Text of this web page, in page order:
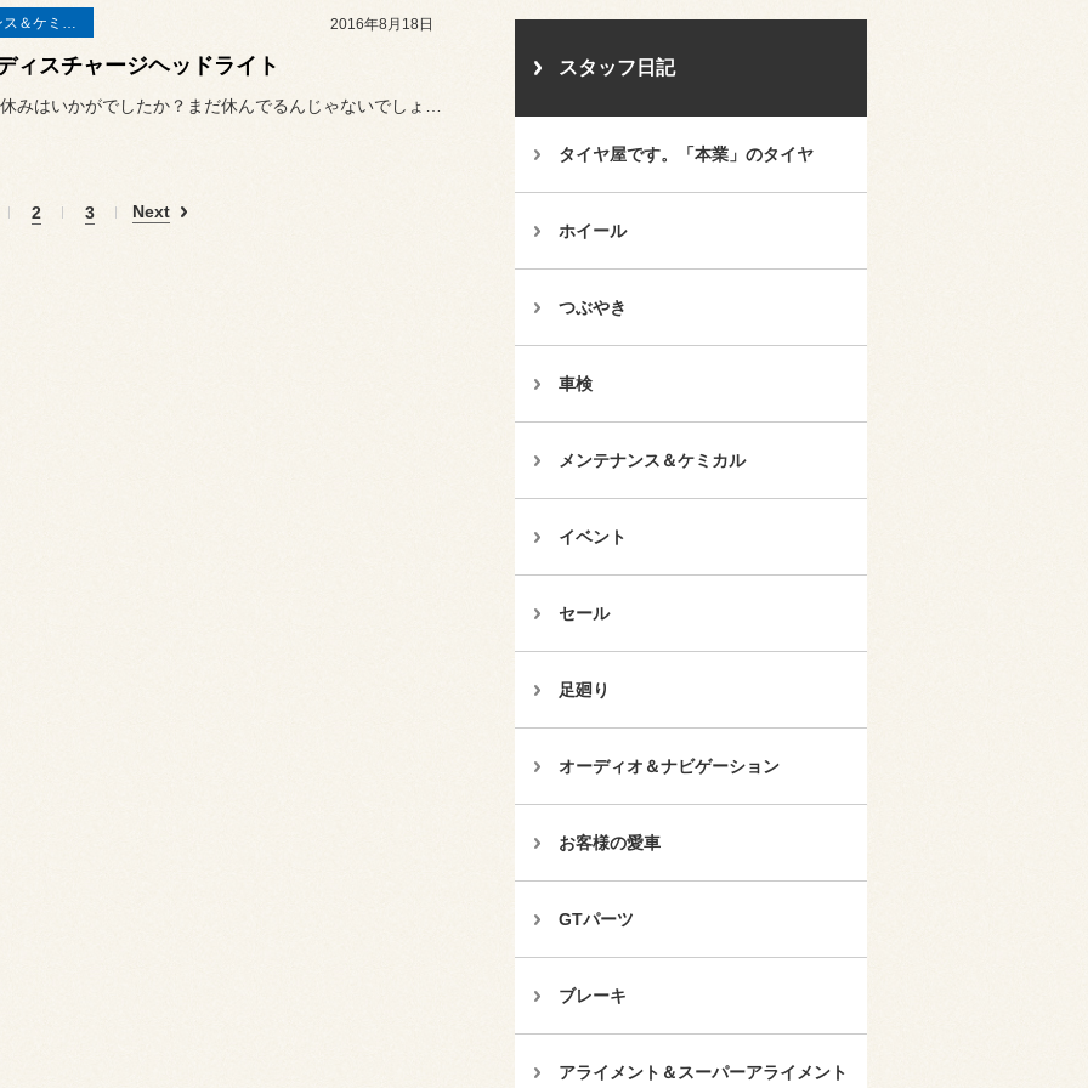
メンテナンス＆ケミカル 2016年8月18日
ィスチャージヘッドライト
2 3 Next
スタッフ日記
タイヤ屋です。「本業」のタイヤ
ホイール
つぶやき
車検
メンテナンス＆ケミカル
イベント
セール
足廻り
オーディオ＆ナビゲーション
お客様の愛車
GTパーツ
ブレーキ
アライメント＆スーパーアライメント